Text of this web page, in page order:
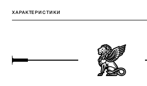
ХАРАКТЕРИСТИКИ